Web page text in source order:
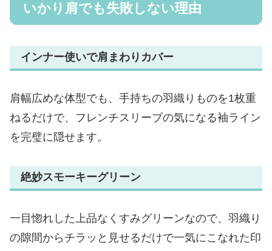
いかり肩でも失敗しない理由
インナー使いで肩まわりカバー
肩幅広めな体型でも、手持ちの羽織りものを1枚重
ねるだけで、フレンチスリーブの気になる袖ライン
を完璧に隠せます。
絶妙スモーキーグリーン
一目惚れした上品なくすみグリーンなので、羽織り
の隙間からチラッと見せるだけで一気にこなれた印